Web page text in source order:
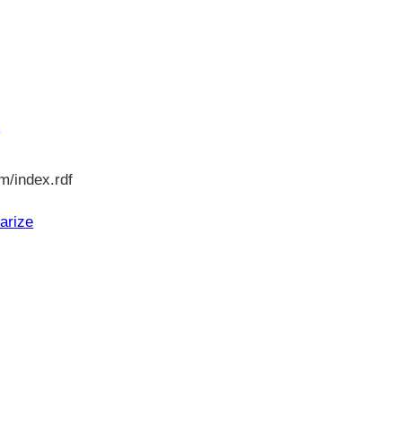
index.rdf